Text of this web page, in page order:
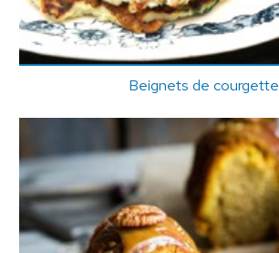
Beignets de courgette